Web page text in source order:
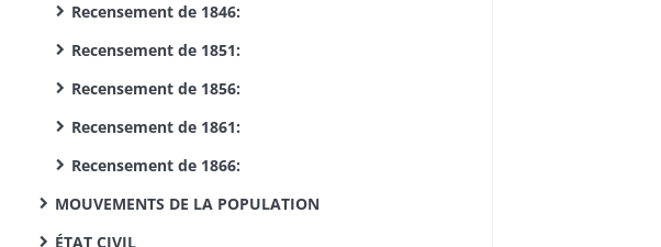
Recensement de 1846:
Recensement de 1851:
Recensement de 1856:
Recensement de 1861:
Recensement de 1866:
MOUVEMENTS DE LA POPULATION
ÉTAT CIVIL